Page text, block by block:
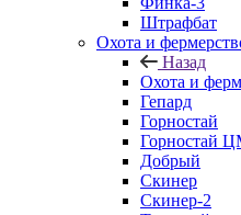
Штрафбат
Охота и
Назад
Охота и
Гепард
Горностай
Горностай
Добрый
Скинер
Скинер-2